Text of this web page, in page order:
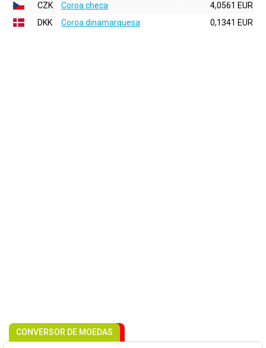
CZK
Coroa checa
4,0561 EUR
DKK
Coroa dinamarquesa 0,1341 EUR
CONVERSOR DE MOEDAS